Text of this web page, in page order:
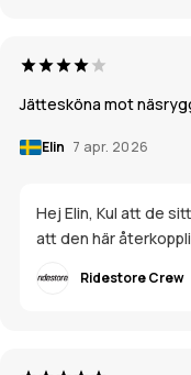
Jättesköna mot
Elin 7 apr. 2026
Hej Elin, Kul att de
att den här
Ridestore Crew